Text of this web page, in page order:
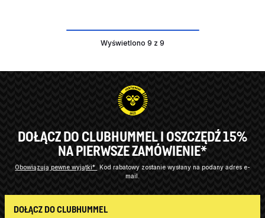
Wyświetlono 9 z 9
DOŁĄCZ DO CLUBHUMMEL I OSZCZĘDŹ 15%
NA PIERWSZE ZAMÓWIENIE*
Obowiązują pewne wyjątki* Kod rabatowy zostanie wysłany na podany adres e-
mail.
DOŁĄCZ DO CLUBHUMMEL